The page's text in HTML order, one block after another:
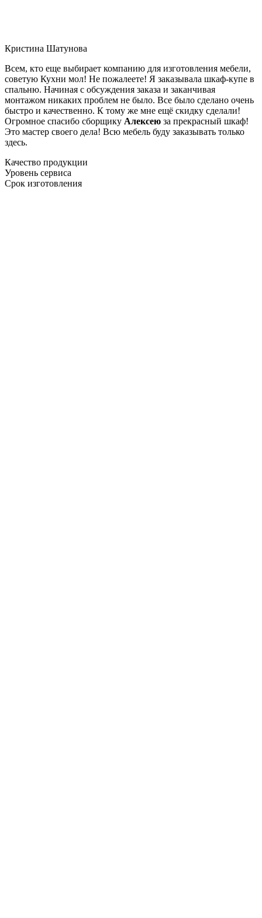
Кристина Шатунова
Всем, кто еще выбирает компанию для изготовления мебели,
советую Кухни мол! Не пожалеете! Я заказывала шкаф-купе в
спальню. Начиная с обсуждения заказа и заканчивая
монтажом никаких проблем не было. Все было сделано очень
быстро и качественно. К тому же мне ещё скидку сделали!
Огромное спасибо сборщику Алексею за прекрасный шкаф!
Это мастер своего дела! Всю мебель буду заказывать только
здесь.
Качество продукции
Уровень сервиса
Срок изготовления